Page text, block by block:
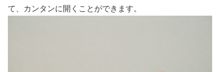
て、カンタンに開くことができます。